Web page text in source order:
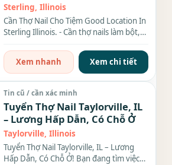
Sterling, Illinois
Cần Thợ Nail Cho Tiệm Good Location In
Sterling Illinois. - Cần thợ nails làm bột,
Xem nhanh
Xem chi tiết
Tin cũ / cần xác minh
Tuyển Thợ Nail Taylorville, IL
– Lương Hấp Dẫn, Có Chỗ Ở
Taylorville, Illinois
Tuyển Thợ Nail Taylorville, IL – Lương
Hấp Dẫn, Có Chỗ Ở! Bạn đang tìm việc